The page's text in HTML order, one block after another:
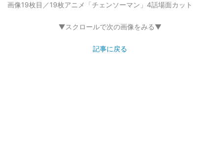
画像19枚目／19枚アニメ「チェンソーマン」4話場面カット
▼スクロールで次の画像をみる▼
記事に戻る